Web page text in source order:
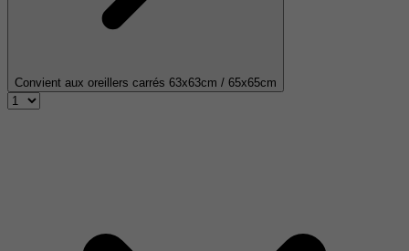
Convient aux oreillers carrés 63x63cm / 65x65cm